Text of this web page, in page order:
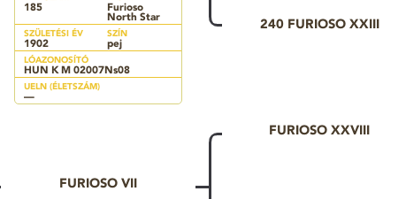
185 Furioso
North Star
SZÜLETÉSI ÉV
1902
SZÍN
pej
LÓAZONOSÍTÓ
HUN K M 02007Ns08
UELN (ÉLETSZÁM)
—
240 FURIOSO XXIII
FURIOSO VII
FURIOSO XXVIII